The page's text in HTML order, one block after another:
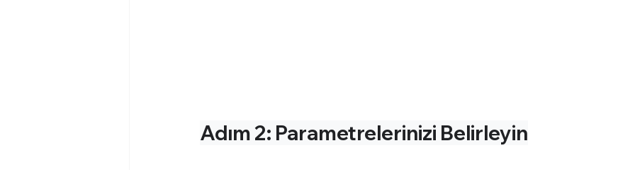
Adım 2: Parametrelerinizi Belirleyin